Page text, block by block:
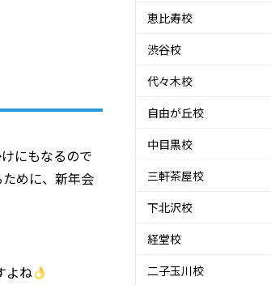
にもなるので
めに、新年会
よね
恵比寿校
渋谷校
代々木校
自由が丘校
中目黒校
三軒茶屋校
下北沢校
経堂校
二子玉川校